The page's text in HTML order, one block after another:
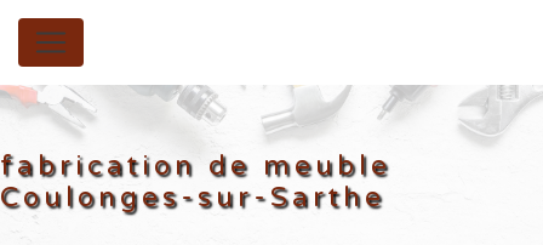
Panneau de gestion des cookies
fabrication de meuble
Coulonges-sur-Sarthe